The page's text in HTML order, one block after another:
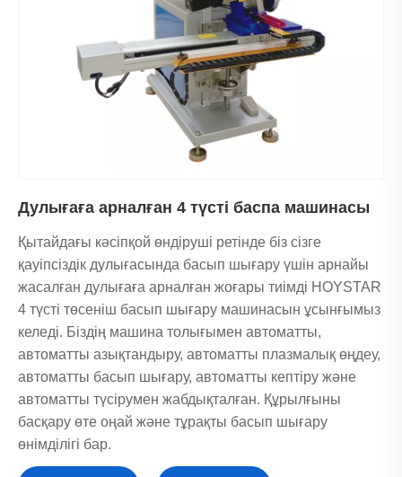
Дулығаға арналған 4 түсті баспа машинасы
Қытайдағы кәсіпқой өндіруші ретінде біз сізге
қауіпсіздік дулығасында басып шығару үшін арнайы
жасалған дулығаға арналған жоғары тиімді HOYSTAR
4 түсті төсеніш басып шығару машинасын ұсынғымыз
келеді. Біздің машина толығымен автоматты,
автоматты азықтандыру, автоматты плазмалық өңдеу,
автоматты басып шығару, автоматты кептіру және
автоматты түсірумен жабдықталған. Құрылғыны
басқару өте оңай және тұрақты басып шығару
өнімділігі бар.